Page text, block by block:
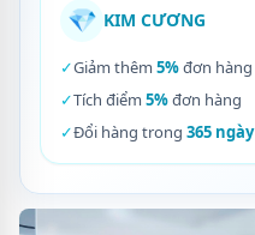
💎 KIM CƯƠNG
✓Giảm thêm 5%đơn hàng
✓Tích điểm 5%đơn hàng
✓Đổi hàng trong 365 ngày